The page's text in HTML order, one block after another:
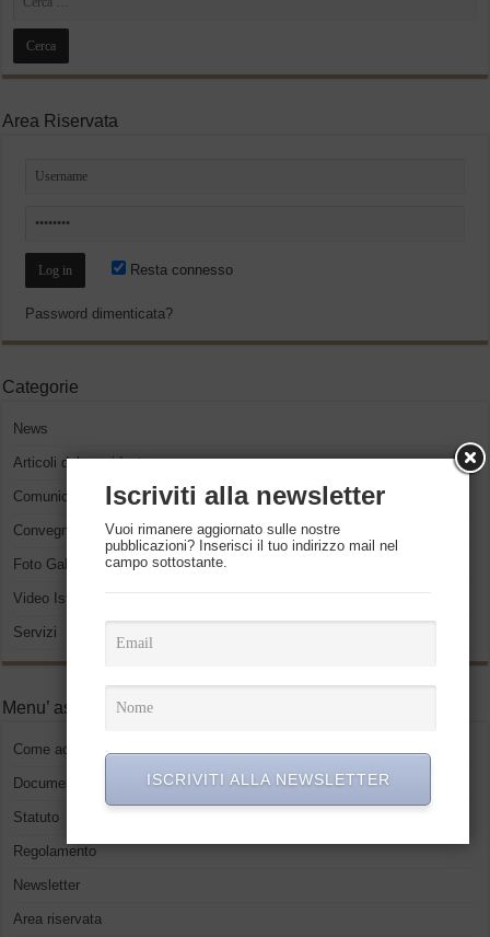
Area Riservata
Resta connesso
Password dimenticata?
Categorie
News
Articoli del presidente
Comunicati Stampa
Convegni ed eventi
Foto Gallery
Video Istituzionali
Servizi
Menu’ associati
Come accedere
Documenti
Statuto
Regolamento
Newsletter
Area riservata
Iscriviti alla newsletter
Vuoi rimanere aggiornato sulle nostre
pubblicazioni? Inserisci il tuo indirizzo mail nel
campo sottostante.
ISCRIVITI ALLA NEWSLETTER